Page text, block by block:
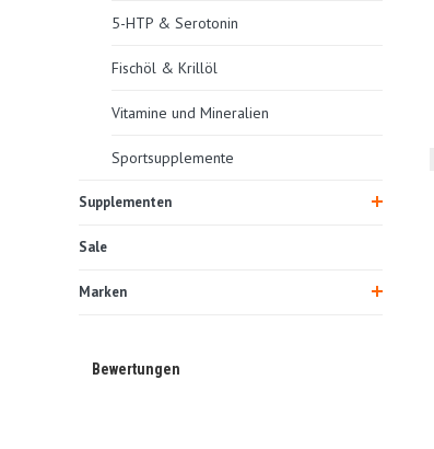
5-HTP & Serotonin
Fischöl & Krillöl
Vitamine und Mineralien
Sportsupplemente
Supplementen
Sale
Marken
Bewertungen